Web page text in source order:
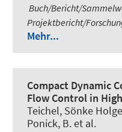
Buch/Bericht/
Projektbericht/
Mehr...
Compact Dynamic
Flow Control in
Teichel, Sönke
Ponick, B. et al.